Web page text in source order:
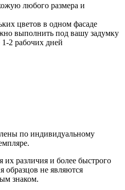
любого размера и
цветов в одном фасаде
выполнить под вашу задумку
1-2 рабочих дней
по индивидуальному
различия и более быстрого
образцов не являются
знаком.